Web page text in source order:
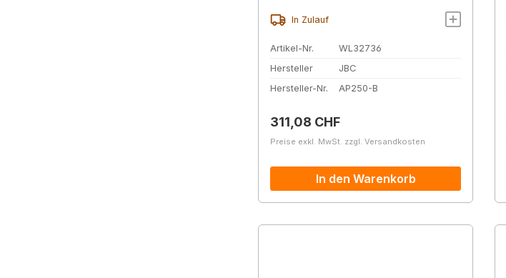
In Zulauf
Artikel-Nr.
WL32736
Hersteller
JBC
Hersteller-Nr.
AP250-B
Regulärer Preis:
311,08 CHF
Preise exkl. MwSt. zzgl. Versandkosten
In den Warenkorb